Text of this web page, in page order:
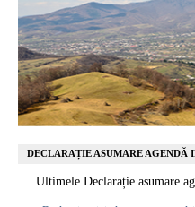
DECLARAȚIE ASUMARE
Ultimele Declarație asumare